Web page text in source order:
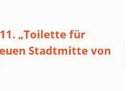
„Toilette für
Stadtmitte von